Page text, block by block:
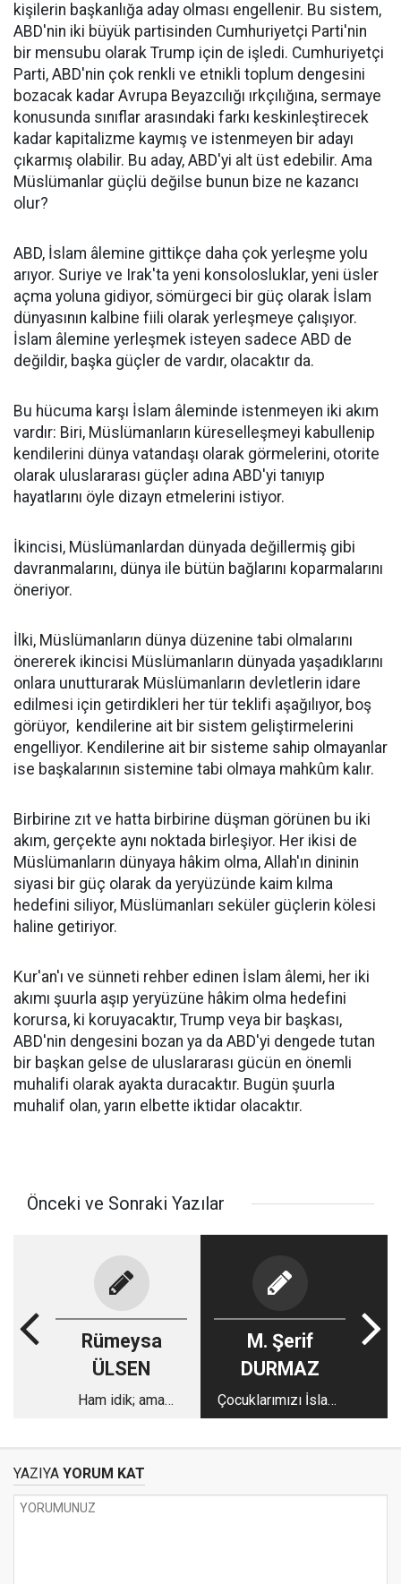
kişilerin başkanlığa aday olması engellenir. Bu sistem,
ABD'nin iki büyük partisinden Cumhuriyetçi Parti'nin
bir mensubu olarak Trump için de işledi. Cumhuriyetçi
Parti, ABD'nin çok renkli ve etnikli toplum dengesini
bozacak kadar Avrupa Beyazcılığı ırkçılığına, sermaye
konusunda sınıflar arasındaki farkı keskinleştirecek
kadar kapitalizme kaymış ve istenmeyen bir adayı
çıkarmış olabilir. Bu aday, ABD'yi alt üst edebilir. Ama
Müslümanlar güçlü değilse bunun bize ne kazancı
olur?
ABD, İslam âlemine gittikçe daha çok yerleşme yolu
arıyor. Suriye ve Irak'ta yeni konsolosluklar, yeni üsler
açma yoluna gidiyor, sömürgeci bir güç olarak İslam
dünyasının kalbine fiili olarak yerleşmeye çalışıyor.
İslam âlemine yerleşmek isteyen sadece ABD de
değildir, başka güçler de vardır, olacaktır da.
Bu hücuma karşı İslam âleminde istenmeyen iki akım
vardır: Biri, Müslümanların küreselleşmeyi kabullenip
kendilerini dünya vatandaşı olarak görmelerini, otorite
olarak uluslararası güçler adına ABD'yi tanıyıp
hayatlarını öyle dizayn etmelerini istiyor.
İkincisi, Müslümanlardan dünyada değillermiş gibi
davranmalarını, dünya ile bütün bağlarını koparmalarını
öneriyor.
İlki, Müslümanların dünya düzenine tabi olmalarını
önererek ikincisi Müslümanların dünyada yaşadıklarını
onlara unutturarak Müslümanların devletlerin idare
edilmesi için getirdikleri her tür teklifi aşağılıyor, boş
görüyor, kendilerine ait bir sistem geliştirmelerini
engelliyor. Kendilerine ait bir sisteme sahip olmayanlar
ise başkalarının sistemine tabi olmaya mahkûm kalır.
Birbirine zıt ve hatta birbirine düşman görünen bu iki
akım, gerçekte aynı noktada birleşiyor. Her ikisi de
Müslümanların dünyaya hâkim olma, Allah'ın dininin
siyasi bir güç olarak da yeryüzünde kaim kılma
hedefini siliyor, Müslümanları seküler güçlerin kölesi
haline getiriyor.
Kur'an'ı ve sünneti rehber edinen İslam âlemi, her iki
akımı şuurla aşıp yeryüzüne hâkim olma hedefini
korursa, ki koruyacaktır, Trump veya bir başkası,
ABD'nin dengesini bozan ya da ABD'yi dengede tutan
bir başkan gelse de uluslararası gücün en önemli
muhalifi olarak ayakta duracaktır. Bugün şuurla
muhalif olan, yarın elbette iktidar olacaktır.
Önceki ve Sonraki Yazılar
Rümeysa
ÜLSEN
Ham idik; ama
M. Şerif
DURMAZ
Çocuklarımızı İslamî
terbiyeyle
YAZIYA YORUM KAT